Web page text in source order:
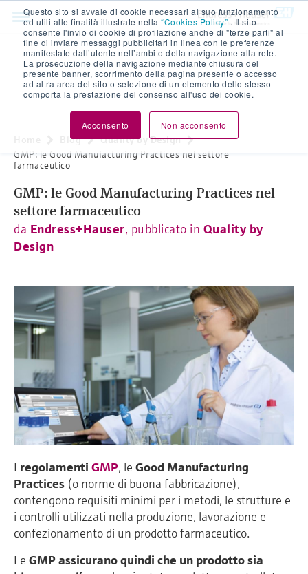
Questo sito si avvale di cookie necessari al suo funzionamento
ed utili alle finalità illustrate nella “Cookies Policy” . Il sito
consente l'invio di cookie di profilazione anche di "terze parti" al
fine di inviare messaggi pubblicitari in linea con le preferenze
manifestate dall’utente nell’ambito della navigazione alla rete.
La prosecuzione della navigazione mediante chiusura del
presente banner, scorrimento della pagina presente o accesso
ad altra area del sito o selezione di un elemento dello stesso
comporta la prestazione del consenso all'uso dei cookie.
Acconsento Non acconsento
Blog
Quality by Design
GMP: le Good Manufacturing Practices nel settore
farmaceutico
GMP: le Good Manufacturing Practices nel
settore farmaceutico
da Endress+Hauser, pubblicato in Quality by
Design
I regolamenti GMP, le Good Manufacturing
Practices (o norme di buona fabbricazione),
contengono requisiti minimi per i metodi, le strutture e
i controlli utilizzati nella produzione, lavorazione e
confezionamento di un prodotto farmaceutico.
Le GMP assicurano quindi che un prodotto sia